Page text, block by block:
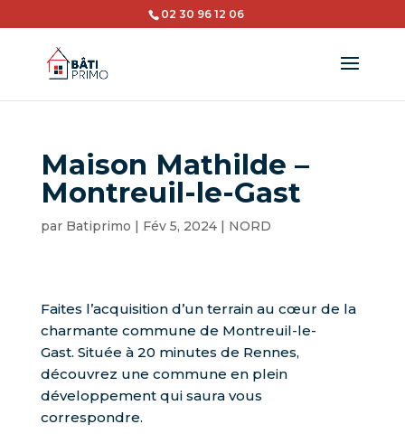
02 30 96 12 06
Maison Mathilde –
Montreuil-le-Gast
par Batiprimo | Fév 5, 2024| NORD
Faites l’acquisition d’un terrain au cœur de la
charmante commune de Montreuil-le-
Gast. Située à 20 minutes de Rennes,
découvrez une commune en plein
développement qui saura vous
correspondre.